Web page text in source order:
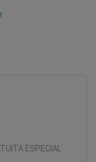
ESPECIAL